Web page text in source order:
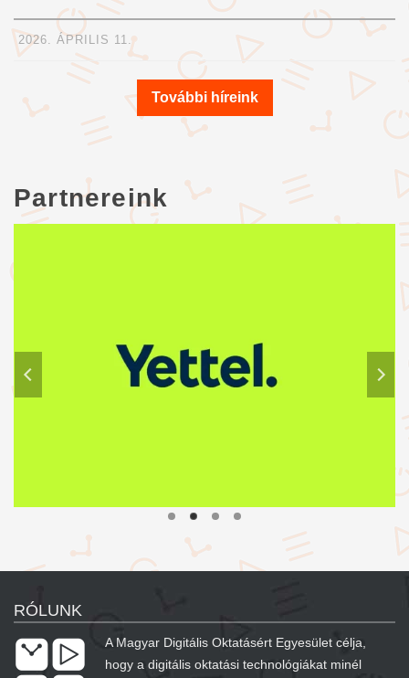
2026. ÁPRILIS 11.
További híreink
Partnereink
RÓLUNK
A Magyar Digitális Oktatásért Egyesület célja,
hogy a digitális oktatási technológiákat minél